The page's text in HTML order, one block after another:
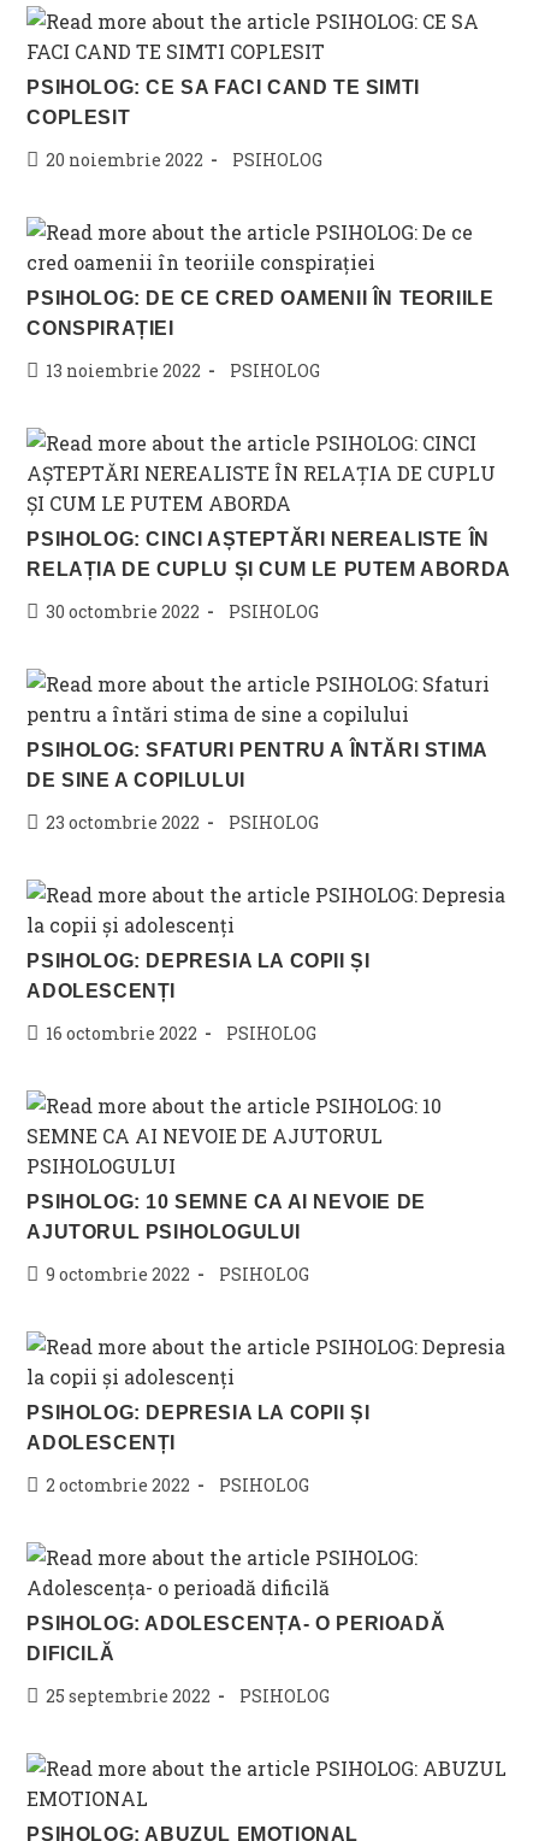
PSIHOLOG: CE SA FACI CAND TE SIMTI
COPLESIT
Post20 noiembrie 2022
Post
PSIHOLOG
PSIHOLOG: DE CE CRED OAMENII ÎN TEORIILE
CONSPIRAȚIEI
Post13 noiembrie 2022
Post
PSIHOLOG
PSIHOLOG: CINCI AȘTEPTĂRI NEREALISTE ÎN
RELAȚIA DE CUPLU ȘI CUM LE PUTEM ABORDA
Post30 octombrie 2022
Post
PSIHOLOG
PSIHOLOG: SFATURI PENTRU A ÎNTĂRI STIMA
DE SINE A COPILULUI
Post23 octombrie 2022
Post
PSIHOLOG
PSIHOLOG: DEPRESIA LA COPII ȘI
ADOLESCENȚI
Post16 octombrie 2022
Post
PSIHOLOG
PSIHOLOG: 10 SEMNE CA AI NEVOIE DE
AJUTORUL PSIHOLOGULUI
Post9 octombrie 2022
Post
PSIHOLOG
PSIHOLOG: DEPRESIA LA COPII ȘI
ADOLESCENȚI
Post2 octombrie 2022
Post
PSIHOLOG
PSIHOLOG: ADOLESCENȚA- O PERIOADĂ
DIFICILĂ
Post25 septembrie 2022
Post
PSIHOLOG
PSIHOLOG: ABUZUL EMOTIONAL